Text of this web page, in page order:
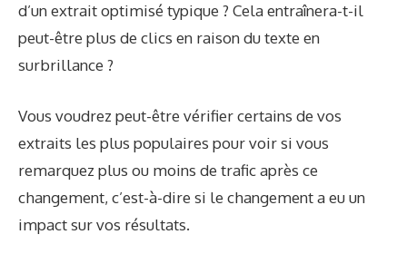
d’un extrait optimisé typique ? Cela entraînera-t-il
peut-être plus de clics en raison du texte en
surbrillance ?
Vous voudrez peut-être vérifier certains de vos
extraits les plus populaires pour voir si vous
remarquez plus ou moins de trafic après ce
changement, c’est-à-dire si le changement a eu un
impact sur vos résultats.